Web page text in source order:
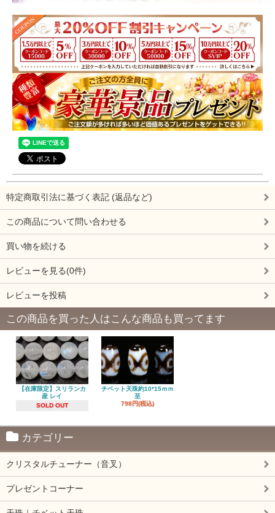
特定商取引法に基づく表記 (返品など)
この商品について問い合わせる
買い物を続ける
レビューを見る(0件)
レビューを投稿
この商品を買った人はこんな商品も買ってます
【在庫限定】スリランカ
産 レイ
SOLD OUT
チベット天珠約10*15ｍｍ
至
798円(税込)
カテゴリー
クリスタルチューナー（音叉）
プレゼントコーナー